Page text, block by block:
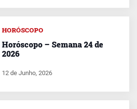
HORÓSCOPO
Horóscopo – Semana 24 de
2026
12 de Junho, 2026